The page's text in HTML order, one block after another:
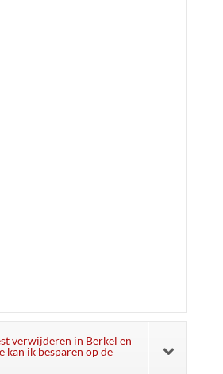
verwijderen in Berkel en
kan ik besparen op de